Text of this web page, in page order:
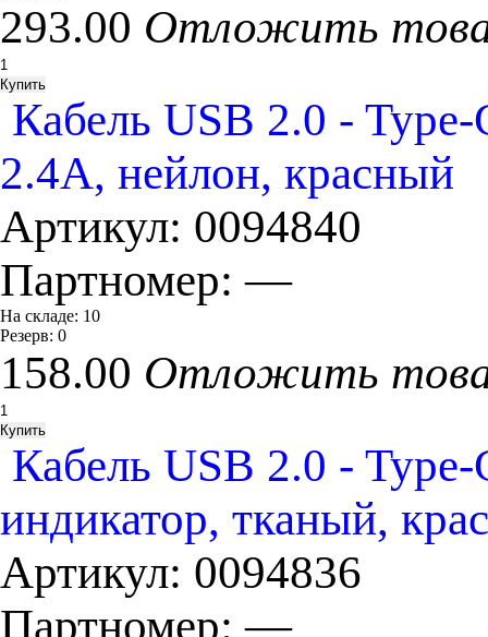
293.00 Отложить
Кабель USB 2.0 -
2.4A, нейлон, красный
Артикул: 0094840
Партномер:—
На складе: 10
Резерв: 0
158.00 Отложить
Кабель USB 2.0 -
индикатор, тканый,
Артикул: 0094836
Партномер:—